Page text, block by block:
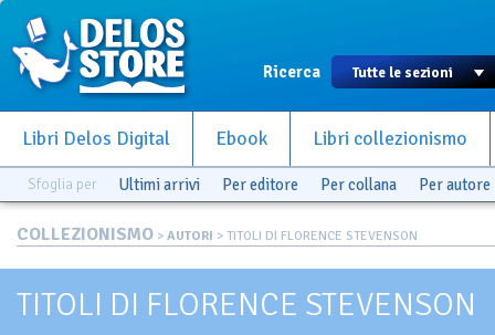
Ricerca
Libri Delos Digital Ebook Libri collezionismo
Sfoglia per Ultimi arrivi Per editore Per collana Per autore
COLLEZIONISMO > AUTORI > TITOLI DI FLORENCE STEVENSON
TITOLI DI FLORENCE STEVENSON